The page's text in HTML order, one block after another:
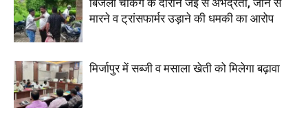
मारने व ट्रांसफार्मर उड़ाने की धमकी का आरोप
मिर्जापुर में सब्जी व मसाला खेती को मिलेगा बढ़ावा